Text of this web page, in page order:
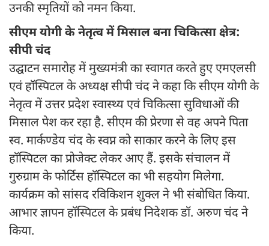
उनकी स्मृतियों को नमन किया.
सीएम योगी के नेतृत्व में मिसाल बना चिकित्सा क्षेत्र:
सीपी चंद
उद्घाटन समारोह में मुख्यमंत्री का स्वागत करते हुए एमएलसी
एवं हॉस्पिटल के अध्यक्ष सीपी चंद ने कहा कि सीएम योगी के
नेतृत्व में उत्तर प्रदेश स्वास्थ्य एवं चिकित्सा सुविधाओं की
मिसाल पेश कर रहा है. सीएम की प्रेरणा से वह अपने पिता
स्व. मार्कण्डेय चंद के स्वप्न को साकार करने के लिए इस
हॉस्पिटल का प्रोजेक्ट लेकर आए हैं. इसके संचालन में
गुरुग्राम के फोर्टिस हॉस्पिटल का भी सहयोग मिलेगा.
कार्यक्रम को सांसद रविकिशन शुक्ल ने भी संबोधित किया.
आभार ज्ञापन हॉस्पिटल के प्रबंध निदेशक डॉ. अरुण चंद ने
किया.